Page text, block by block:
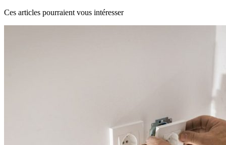
Ces articles pourraient vous intéresser